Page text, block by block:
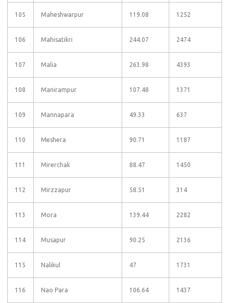
105 Maheshwarpur 119.08 1252
106 Mahisatikri 244.07 2474
107 Malia 263.98 4393
108 Manirampur 107.48 1371
109 Mannapara 49.33 637
110 Meshera 90.71 1187
111 Mirerchak 88.47 1450
112 Mirzzapur 58.51 314
113 Mora 139.44 2282
114 Musapur 90.25 2136
115 Nalikul 47 1731
116 Nao Para 106.64 1437